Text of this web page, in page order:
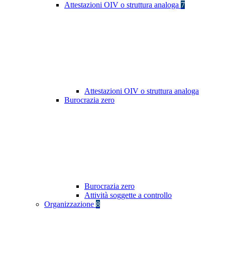
Attestazioni OIV o struttura analoga 7
Attestazioni OIV o struttura analoga
Burocrazia zero
Burocrazia zero
Attività soggette a controllo
Organizzazione 8